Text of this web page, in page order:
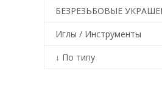
БЕЗРЕЗЬБОВЫЕ
Иглы / Инструменты
↓ По типу